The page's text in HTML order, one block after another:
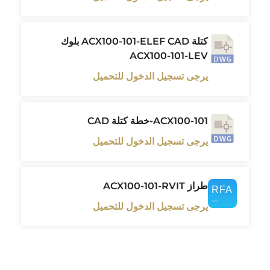
كتلة ACX100-101-ELEF CAD بلوك
ACX100-101-LEV
يرجى تسجيل الدخول للتحميل
ACX100-101-خطة كتلة CAD
يرجى تسجيل الدخول للتحميل
طراز ACX100-101-RVIT
يرجى تسجيل الدخول للتحميل